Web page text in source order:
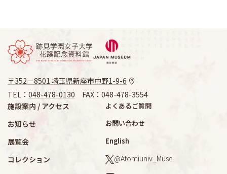
〒352－8501 埼玉県新座市中野1-9-6
TEL： 048-478-0130
FAX：048-478-3554
施設案内 / アクセス
お知らせ
展覧会
コレクション
よくあるご質問
お問い合わせ
English
@Atomiuniv_Muse